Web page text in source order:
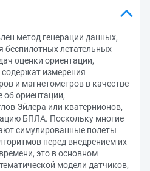
метод генерации данных,
летательных
оценки ориентации,
измерения
и магнетометров в качестве
об ориентации,
Эйлера или кватернионов,
БПЛА. Поскольку многие
симулированные полеты
перед внедрением их
это в основном
модели датчиков,